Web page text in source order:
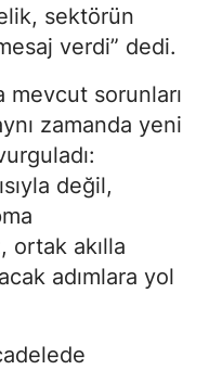
sektörün
verdi” dedi.
mevcut sorunları
zamanda yeni
değil,
ortak akılla
adımlara yol